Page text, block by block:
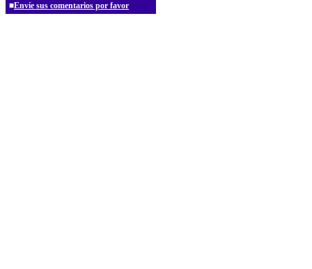
■Envíe sus comentarios por favor